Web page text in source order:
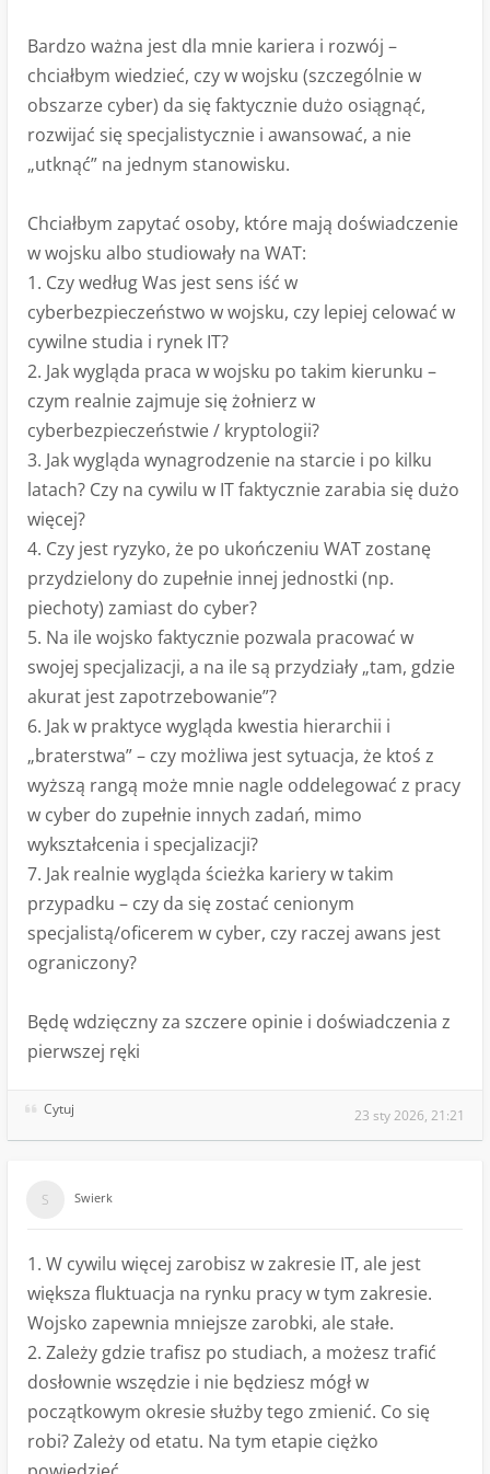
Bardzo ważna jest dla mnie kariera i rozwój –
chciałbym wiedzieć, czy w wojsku (szczególnie w
obszarze cyber) da się faktycznie dużo osiągnąć,
rozwijać się specjalistycznie i awansować, a nie
„utknąć” na jednym stanowisku.
Chciałbym zapytać osoby, które mają doświadczenie
w wojsku albo studiowały na WAT:
1. Czy według Was jest sens iść w
cyberbezpieczeństwo w wojsku, czy lepiej celować w
cywilne studia i rynek IT?
2. Jak wygląda praca w wojsku po takim kierunku –
czym realnie zajmuje się żołnierz w
cyberbezpieczeństwie / kryptologii?
3. Jak wygląda wynagrodzenie na starcie i po kilku
latach? Czy na cywilu w IT faktycznie zarabia się dużo
więcej?
4. Czy jest ryzyko, że po ukończeniu WAT zostanę
przydzielony do zupełnie innej jednostki (np.
piechoty) zamiast do cyber?
5. Na ile wojsko faktycznie pozwala pracować w
swojej specjalizacji, a na ile są przydziały „tam, gdzie
akurat jest zapotrzebowanie”?
6. Jak w praktyce wygląda kwestia hierarchii i
„braterstwa” – czy możliwa jest sytuacja, że ktoś z
wyższą rangą może mnie nagle oddelegować z pracy
w cyber do zupełnie innych zadań, mimo
wykształcenia i specjalizacji?
7. Jak realnie wygląda ścieżka kariery w takim
przypadku – czy da się zostać cenionym
specjalistą/oficerem w cyber, czy raczej awans jest
ograniczony?
Będę wdzięczny za szczere opinie i doświadczenia z
pierwszej ręki
Cytuj 23 sty 2026, 21:21
Swierk
1. W cywilu więcej zarobisz w zakresie IT, ale jest
większa fluktuacja na rynku pracy w tym zakresie.
Wojsko zapewnia mniejsze zarobki, ale stałe.
2. Zależy gdzie trafisz po studiach, a możesz trafić
dosłownie wszędzie i nie będziesz mógł w
początkowym okresie służby tego zmienić. Co się
robi? Zależy od etatu. Na tym etapie ciężko